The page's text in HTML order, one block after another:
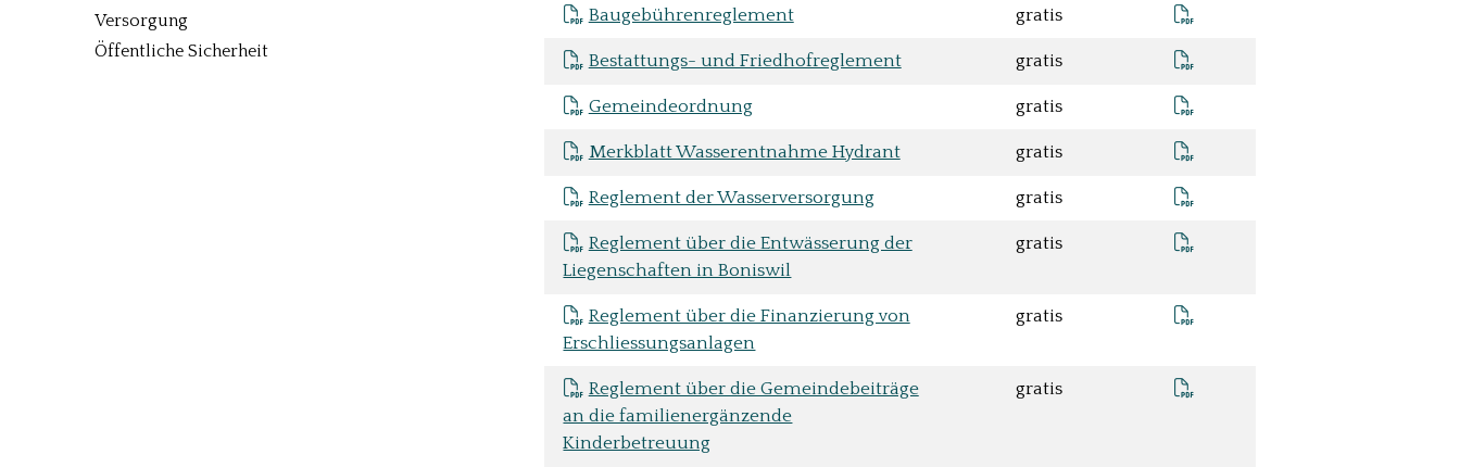
Baugebührenreglement gratis
Bestattungs- und Friedhofreglement gratis
Gemeindeordnung gratis
Merkblatt Wasserentnahme Hydrant gratis
Reglement der Wasserversorgung gratis
Reglement über die Entwässerung der
Liegenschaften in Boniswil
gratis
Reglement über die Finanzierung von
Erschliessungsanlagen
gratis
Reglement über die Gemeindebeiträge
an die familienergänzende
Kinderbetreuung
gratis
Versorgung
Öffentliche Sicherheit